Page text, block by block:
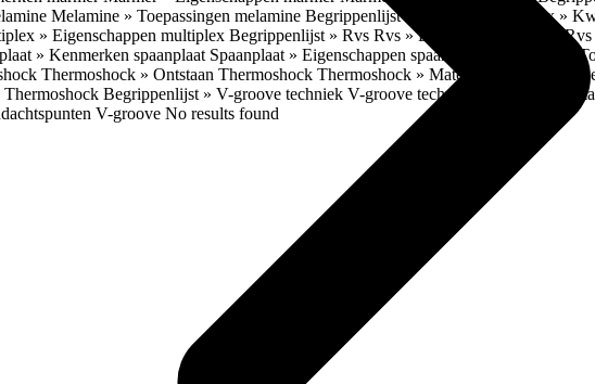
Melamine » Toepassingen melamine Begrippenlijst » Multiplex Multiplex »
» Eigenschappen multiplex Begrippenlijst » Rvs Rvs » Eigenschappen RVS Rvs
» Kenmerken spaanplaat Spaanplaat » Eigenschappen spaanplaat Spaanplaat »
Thermoshock » Ontstaan Thermoshock Thermoshock » Materialen &
Thermoshock Begrippenlijst » V-groove techniek V-groove techniek » Toepasbare
V-groove No results found